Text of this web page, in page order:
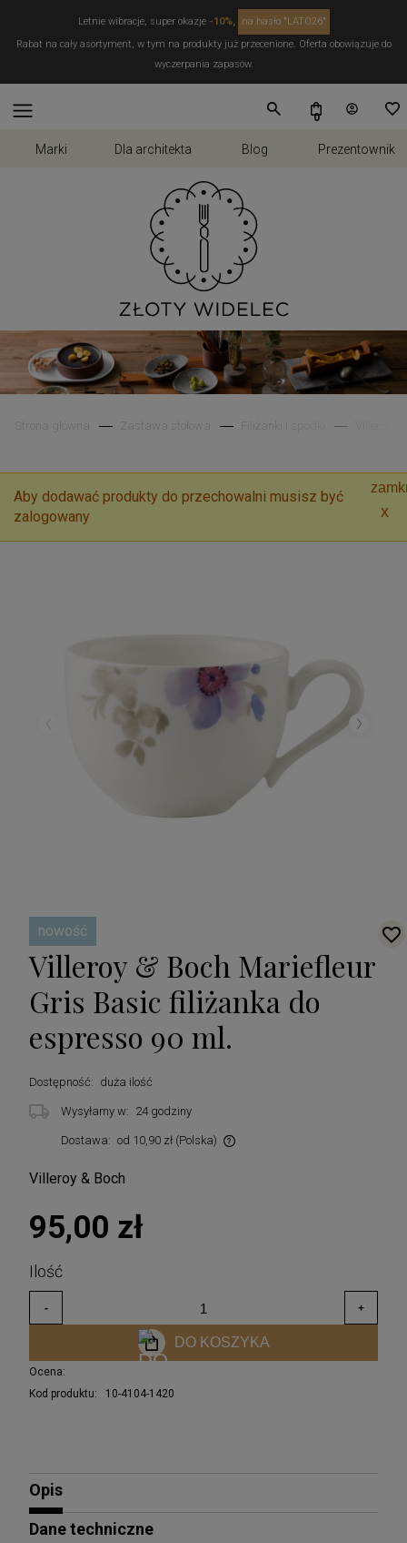
Letnie wibracje, super okazje -10%,
na hasło "LATO26"
Rabat na cały asortyment, w tym na produkty już przecenione. Oferta obowiązuje do
wyczerpania zapasów.
Marki Dla architekta Blog Prezentownik
Strona główna Zastawa stołowa Filiżanki i spodki
Aby dodawać produkty do przechowalni musisz być
zalogowany
nowość
Villeroy & Boch Mariefleur
Gris Basic filiżanka do
espresso 90 ml.
Dostępność: duża ilość
Wysyłamy w: 24 godziny
Dostawa: od 10,90 zł (Polska)
Villeroy & Boch
95,00 zł
DO KOSZYKA
Ocena:
Kod produktu:
10-4104-1420
Opis
Dane techniczne